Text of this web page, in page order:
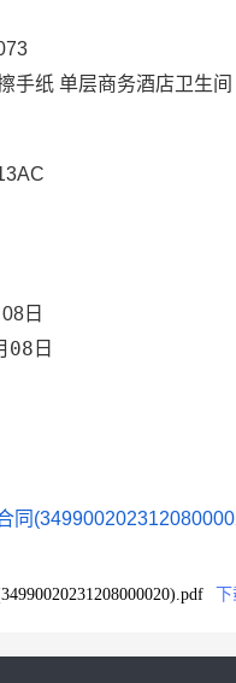
手纸 单层商务酒店卫生
日
08日
同